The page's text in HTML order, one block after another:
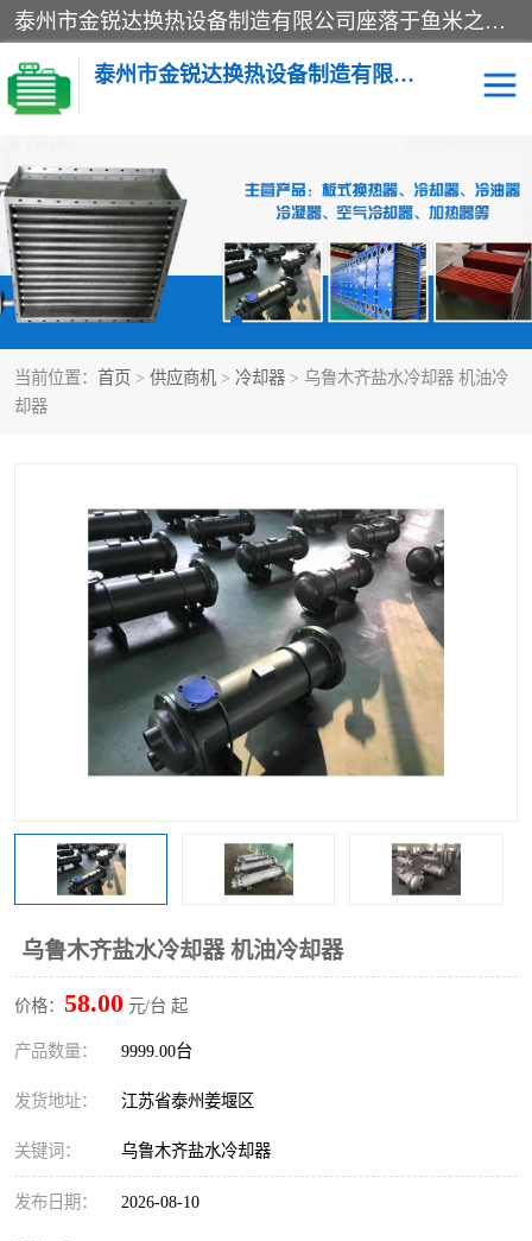
泰州市金锐达换热设备制造有限公司座落于鱼米之乡、祥泰之州一江苏泰州。是一家多年从事换热设备研究、设计、制造、销售、服务于一体的生产企业。
泰州市金锐达换热设备制造有限公司
当前位置： 首页 > 供应商机 > 冷却器 > 乌鲁木齐盐水冷却器 机油冷
却器
乌鲁木齐盐水冷却器 机油冷却器
价格： 58.00 元/台 起
产品数量： 9999.00台
发货地址： 江苏省泰州姜堰区
关键词： 乌鲁木齐盐水冷却器
发布日期： 2026-08-10
冷却器 换热器
散热器 预热器
热交换器